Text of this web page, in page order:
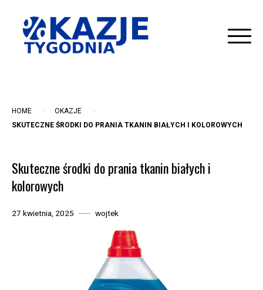
content
HOME > OKAZJE >
SKUTECZNE ŚRODKI DO PRANIA TKANIN BIAŁYCH I KOLOROWYCH
Skuteczne środki do prania tkanin białych i
kolorowych
27 kwietnia, 2025 wojtek